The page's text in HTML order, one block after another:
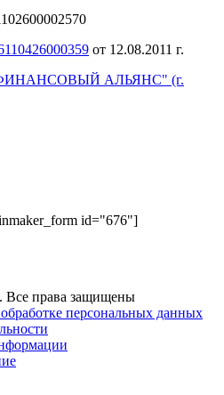
от 12.08.2011 г.
АЛЬЯНС" (г.
id="676"]
Все права защищены
персональных данных